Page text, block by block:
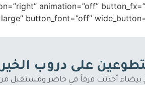
animation=”off”
wide_button=”on”] [/mhc_button][/mhc_column][/mhc_row][/
على دروب الخير
بيضاء أحدثت فرقاً في حاضر ومستقبل